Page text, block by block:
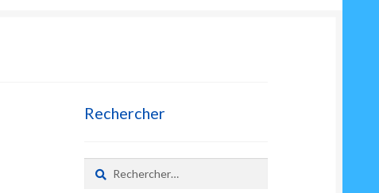
Rechercher
Rechercher :